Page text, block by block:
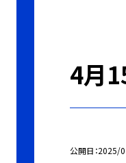
4月
公開日 2025/